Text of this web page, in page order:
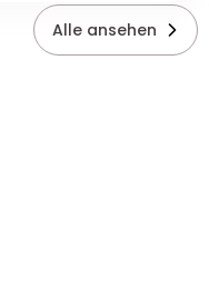
Alle ansehen